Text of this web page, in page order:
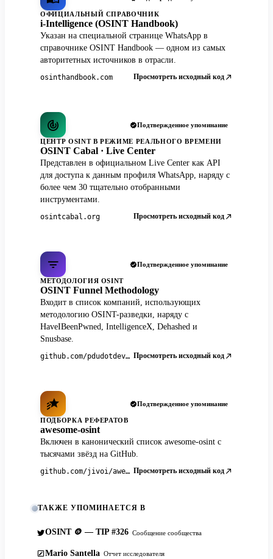
ОФИЦИАЛЬНЫЙ СПРАВОЧНИК
i-Intelligence (OSINT Handbook)
Указан на специальной странице WhatsApp в
справочнике OSINT Handbook — одном из самых
авторитетных источников в отрасли.
osinthandbook.com Просмотреть исходный код
Подтвержденное упоминание
ЦЕНТР OSINT В РЕЖИМЕ РЕАЛЬНОГО ВРЕМЕНИ
OSINT Cabal · Live Center
Представлен в официальном Live Center как API
для доступа к данным профиля WhatsApp, наряду с
более чем 30 тщательно отобранными
инструментами.
osintcabal.org Просмотреть исходный код
Подтвержденное упоминание
МЕТОДОЛОГИЯ OSINT
OSINT Funnel Methodology
Входит в список компаний, использующих
методологию OSINT-разведки, наряду с
HaveIBeenPwned, IntelligenceX, Dehashed и
Snusbase.
github.com/pdudotdev/ofm Просмотреть исходный код
Подтвержденное упоминание
ПОДБОРКА РЕФЕРАТОВ
awesome-osint
Включен в канонический список awesome-osint с
тысячами звёзд на GitHub.
github.com/jivoi/awesome-osint Просмотреть исходный код
ТАКЖЕ УПОМИНАЕТСЯ В
OSINT 🪙 — TIP #326 Сообщение сообщества
Mario Santella Отчет исследователя